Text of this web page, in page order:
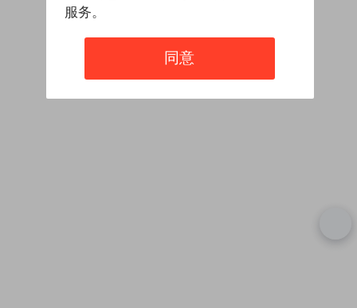
服务。
同意